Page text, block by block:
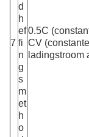
7
d
h
ef
fi
n
g
s
m
et
h
o
0.5C
CV
ladingstroom